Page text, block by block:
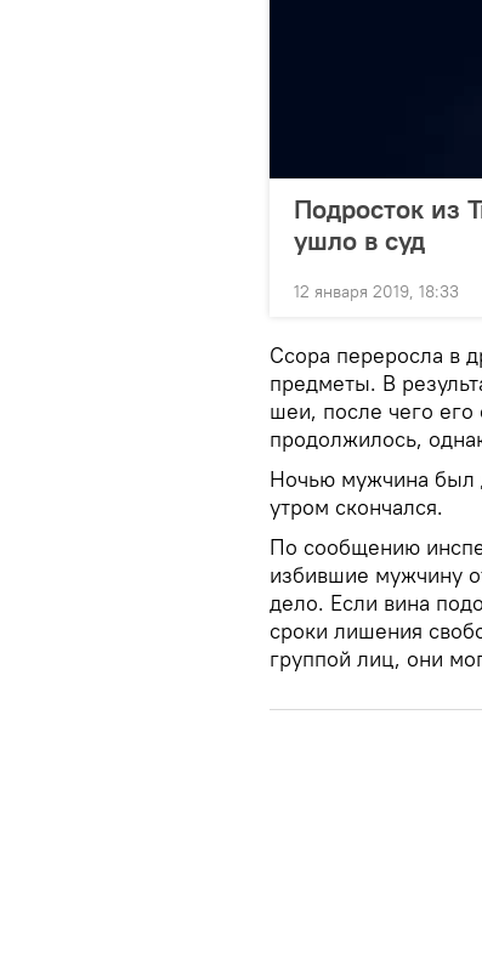
Подросток из
ушло в суд
12 января 2019, 18:33
Ссора переросла в
предметы. В
шеи, после чего
продолжилось,
Ночью мужчина был
утром скончался.
По сообщению
избившие мужчину
дело. Если вина
сроки лишения
группой лиц, они